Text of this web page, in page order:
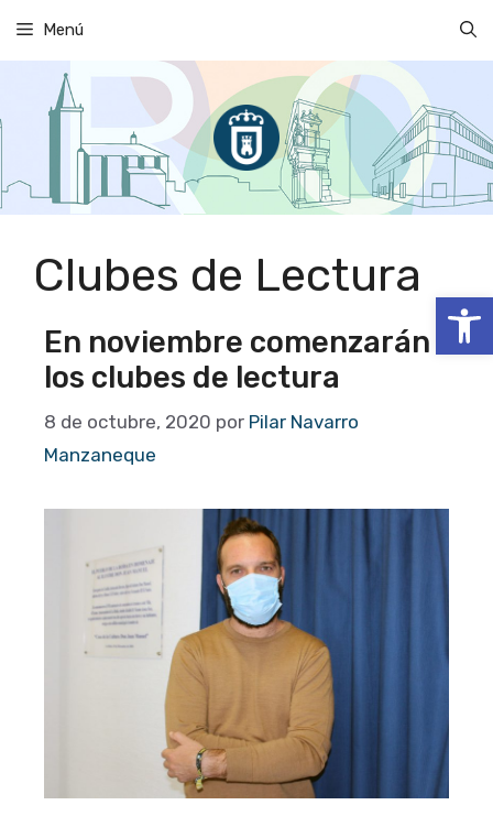
Abrir
contenido
Menú
Clubes de Lectura
En noviembre comenzarán
los clubes de lectura
8 de octubre, 2020 por Pilar Navarro
Manzaneque